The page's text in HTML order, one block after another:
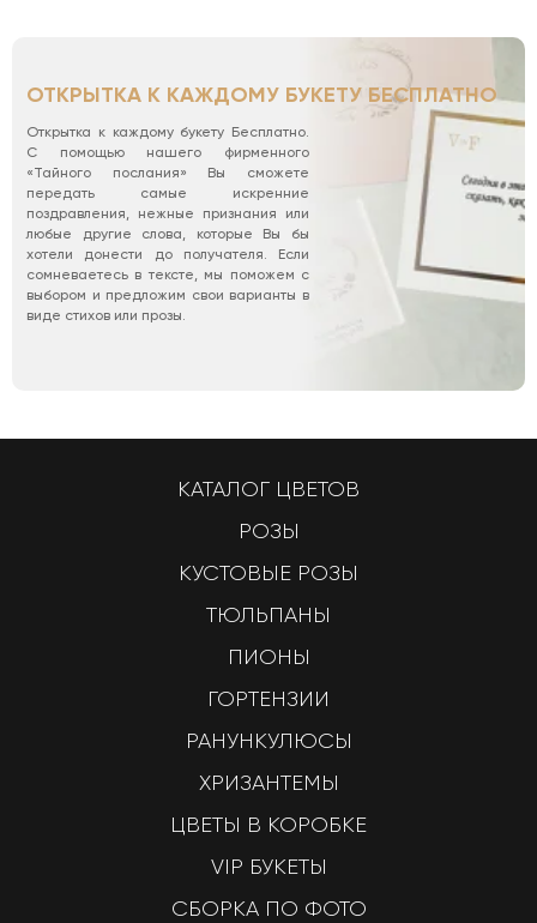
ОТКРЫТКА К КАЖДОМУ БУКЕТУ БЕСПЛАТНО
Открытка к каждому букету Бесплатно.
С помощью нашего фирменного
«Тайного послания» Вы сможете
передать самые искренние
поздравления, нежные признания или
любые другие слова, которые Вы бы
хотели донести до получателя. Если
сомневаетесь в тексте, мы поможем с
выбором и предложим свои варианты в
виде стихов или прозы.
КАТАЛОГ ЦВЕТОВ
РОЗЫ
КУСТОВЫЕ РОЗЫ
ТЮЛЬПАНЫ
ПИОНЫ
ГОРТЕНЗИИ
РАНУНКУЛЮСЫ
ХРИЗАНТЕМЫ
ЦВЕТЫ В КОРОБКЕ
VIP БУКЕТЫ
СБОРКА ПО ФОТО